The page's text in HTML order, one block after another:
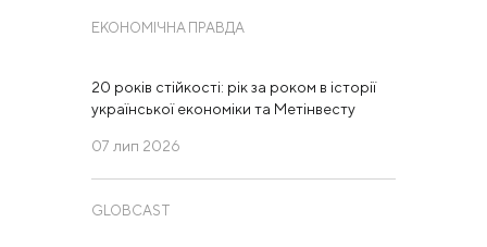
Категория:
выберите издание
ЕКОНОМІЧНА ПРАВДА
20 років стійкості: рік за роком в історії
української економіки та Метінвесту
07 лип 2026
GLOBCAST